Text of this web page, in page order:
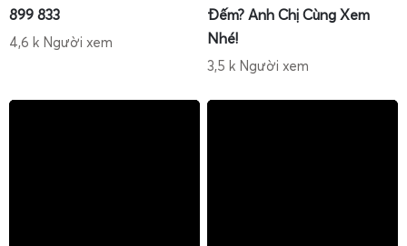
Hướng dẫn sử dụng, hiệu chuẩn và tự sửa cân điện tử
2 tấn
899 833
4,6 k Người xem
Đếm? Anh Chị Cùng Xem
Nhé!
3,5 k Người xem